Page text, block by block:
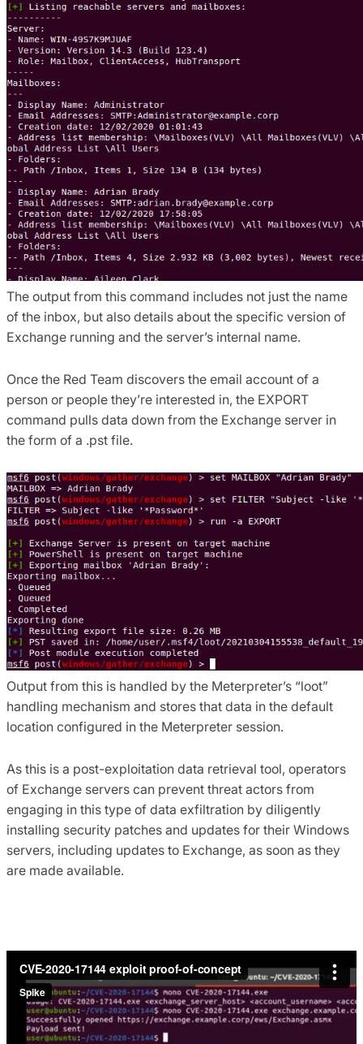
The output from this command includes not just the name
of the inbox, but also details about the specific version of
Exchange running and the server’s internal name.
Once the Red Team discovers the email account of a
person or people they’re interested in, the EXPORT
command pulls data down from the Exchange server in
the form of a .pst file.
Output from this is handled by the Meterpreter’s “loot”
handling mechanism and stores that data in the default
location configured in the Meterpreter session.
As this is a post-exploitation data retrieval tool, operators
of Exchange servers can prevent threat actors from
engaging in this type of data exfiltration by diligently
installing security patches and updates for their Windows
servers, including updates to Exchange, as soon as they
are made available.